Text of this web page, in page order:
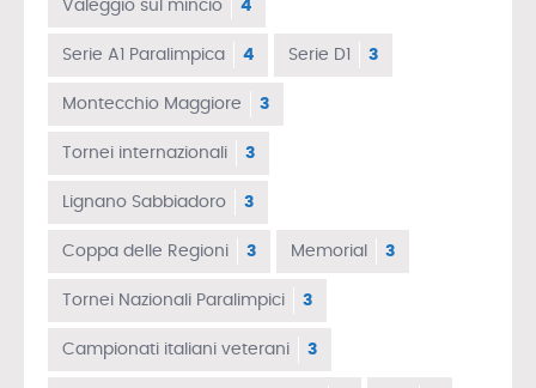
Valeggio sul mincio 4
Serie A1 Paralimpica 4 Serie D1 3
Montecchio Maggiore 3
Tornei internazionali 3
Lignano Sabbiadoro 3
Coppa delle Regioni 3 Memorial 3
Tornei Nazionali Paralimpici 3
Campionati italiani veterani 3